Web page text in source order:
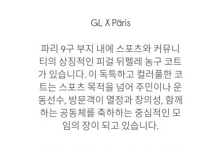
GL X Päris
파리 9구 부지 내에 스포츠와 커뮤니
티의 상징적인 피걸 뒤펠레 농구 코트
가 있습니다. 이 독특하고 컬러풀한 코
트는 스포츠 목적을 넘어 주민이나 운
동선수, 방문객이 열정과 창의성, 함께
하는 공동체를 축하하는 중심적인 모
임의 장이 되고 있습니다.